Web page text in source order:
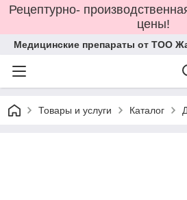
Рецептурно-
цены!
Медицинские препараты от ТОО
Товары и услуги Каталог